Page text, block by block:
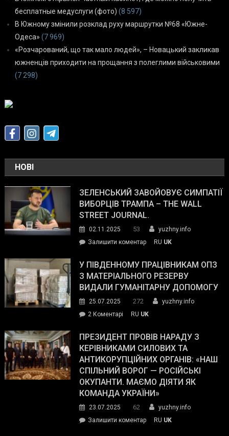
бесплатные медуслуги (фото) (8 597)
В Южному змінили розклад руху маршрутки №68 «Южне-
Одеса» (7 969)
«Розчарований, що так мало людей», – Новацький закликав
южненців приходити на прощання з полеглими військовими
(7 298)
НОВІ
ЗЕЛЕНСЬКИЙ ЗАВОЙОВУЄ СИМПАТІЇ
ВИБОРЦІВ ТРАМПА – THE WALL
STREET JOURNAL.
02.11.2025 53
yuzhny.info
Залишити коментарon
завойовує
симпатії
виборців
The
Street
Journal.
RU UK
У ПІВДЕННОМУ ПРАЦІВНИКАМ ОПЗ
З МАТЕРІАЛЬНОГО РЕЗЕРВУ
ВИДАЛИ ГУМАНІТАРНУ ДОПОМОГУ
25.07.2025 272
yuzhny.info
2 Коментарі
Південному
працівникам
ОПЗ
з
матеріального
резерву
гуманітарну
допомогу
RU UK
ПРЕЗИДЕНТ ПРОВІВ НАРАДУ З
КЕРІВНИКАМИ СИЛОВИХ ТА
АНТИКОРУПЦІЙНИХ ОРГАНІВ: «НАШ
СПІЛЬНИЙ ВОРОГ — РОСІЙСЬКІ
ОКУПАНТИ. МАЄМО ДІЯТИ ЯК
КОМАНДА УКРАЇНИ»
23.07.2025 62
yuzhny.info
Залишити коментарon
RU UK